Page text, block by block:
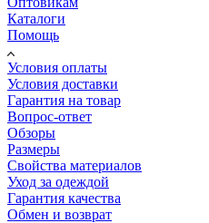
Каталоги
Помощь
Условия оплаты
Условия доставки
Гарантия на товар
Вопрос-ответ
Обзоры
Размеры
Свойства материалов
Уход за одеждой
Гарантия качества
Обмен и возврат